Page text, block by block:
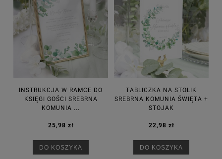
INSTRUKCJA W RAMCE DO
KSIĘGI GOŚCI SREBRNA
KOMUNIA ...
25,98 zł
DO KOSZYKA
TABLICZKA NA STOLIK
SREBRNA KOMUNIA ŚWIĘTA +
STOJAK
22,98 zł
DO KOSZYKA